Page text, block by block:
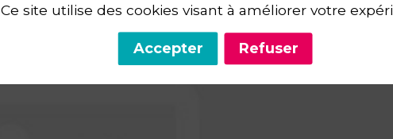
Ce site utilise des cookies visant à améliorer votre
Accepter Refuser